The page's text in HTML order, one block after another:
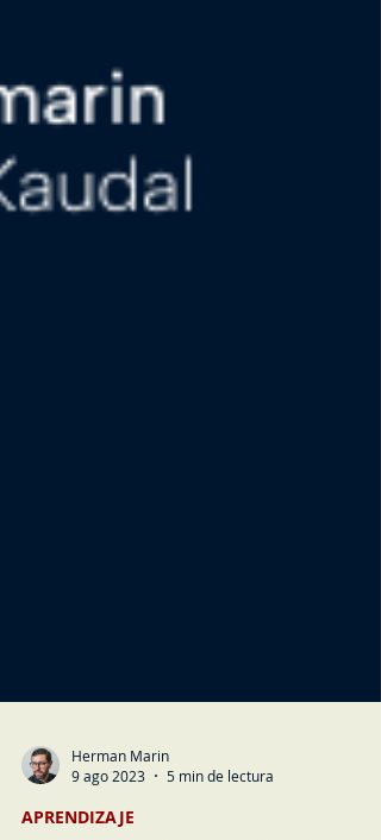
Herman Marin
9 ago 2023